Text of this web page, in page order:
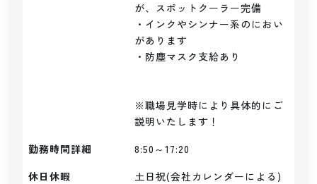
が、スポットクーラー完備
・インクやシンナー系のにおい
があります
・防塵マスク支給あり
※職場見学時により具体的にご
説明いたします！
勤務時間詳細
8:50～17:20
休日休暇
土日祝(会社カレンダーによる)